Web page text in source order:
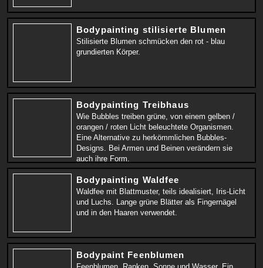
Bodypainting stilisierte Blumen
Stilisierte Blumen schmücken den rot - blau
grundierten Körper.
Bodypainting Treibhaus
Wie Bubbles treiben grüne, von einem gelben /
orangen / roten Licht beleuchtete Organismen.
Eine Alternative zu herkömmlichen Bubbles-
Designs. Bei Armen und Beinen verändern sie
auch ihre Form.
Bodypainting Waldfee
Waldfee mit Blattmuster, teils idealisiert, Iris-Licht
und Luchs. Lange grüne Blätter als Fingernägel
und in den Haaren verwendet.
Bodypaint Feenblumen